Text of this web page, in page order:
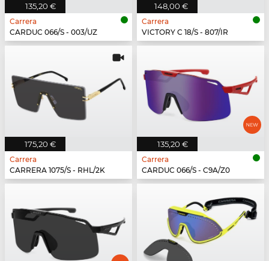
135,20 €
Carrera
CARDUC 066/S - 003/UZ
148,00 €
Carrera
VICTORY C 18/S - 807/IR
175,20 €
Carrera
CARRERA 1075/S - RHL/2K
135,20 €
Carrera
CARDUC 066/S - C9A/Z0